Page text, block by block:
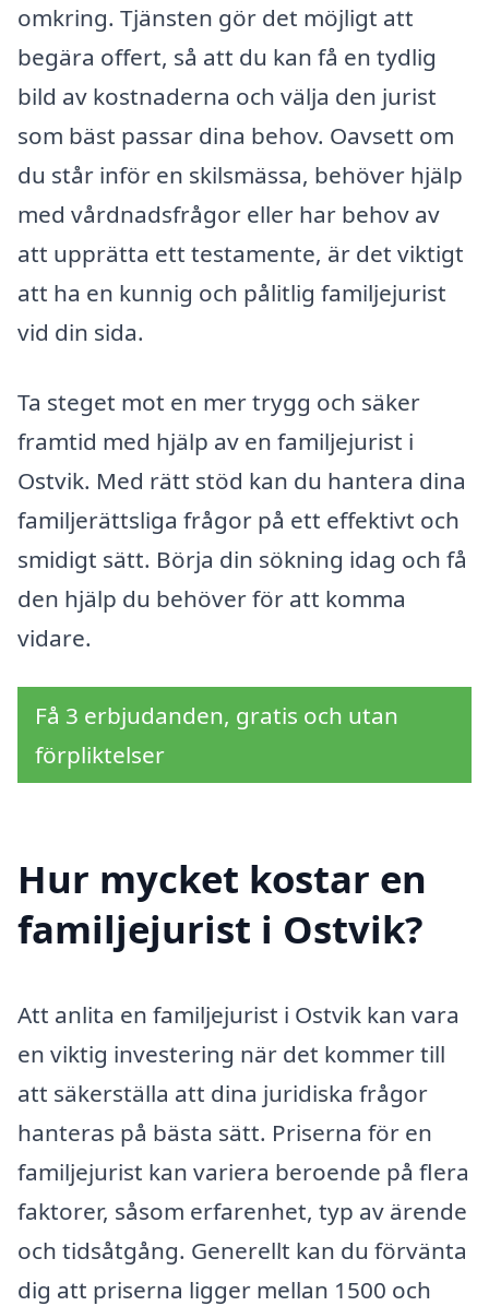
omkring. Tjänsten gör det möjligt att
begära offert, så att du kan få en tydlig
bild av kostnaderna och välja den jurist
som bäst passar dina behov. Oavsett om
du står inför en skilsmässa, behöver hjälp
med vårdnadsfrågor eller har behov av
att upprätta ett testamente, är det viktigt
att ha en kunnig och pålitlig familjejurist
vid din sida.
Ta steget mot en mer trygg och säker
framtid med hjälp av en familjejurist i
Ostvik. Med rätt stöd kan du hantera dina
familjerättsliga frågor på ett effektivt och
smidigt sätt. Börja din sökning idag och få
den hjälp du behöver för att komma
vidare.
Få 3 erbjudanden, gratis och utan
förpliktelser
Hur mycket kostar en
familjejurist i Ostvik?
Att anlita en familjejurist i Ostvik kan vara
en viktig investering när det kommer till
att säkerställa att dina juridiska frågor
hanteras på bästa sätt. Priserna för en
familjejurist kan variera beroende på flera
faktorer, såsom erfarenhet, typ av ärende
och tidsåtgång. Generellt kan du förvänta
dig att priserna ligger mellan 1500 och